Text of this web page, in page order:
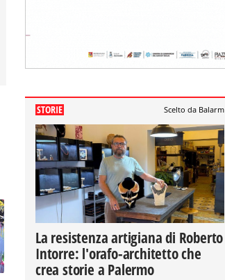
STORIE Scelto da Balarm
La resistenza artigiana di Roberto
Intorre: l'orafo-architetto che
crea storie a Palermo